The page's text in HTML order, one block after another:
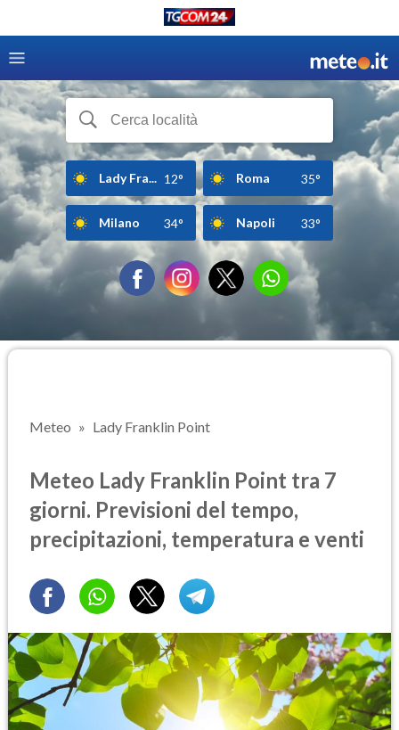
Lady Fra... 12° Roma 35°
Milano 34° Napoli 33°
Meteo Lady Franklin Point
Meteo Lady Franklin Point tra 7
giorni. Previsioni del tempo,
precipitazioni, temperatura e venti